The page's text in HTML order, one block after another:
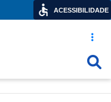
Acesso
ACESSIBILIDADE